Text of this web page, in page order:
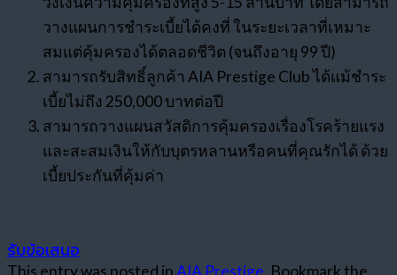
วางแผนการชำระเบี้ยได้คงที่ ในระยะเวลาที่เหมาะ
สมแต่คุ้มครองได้ตลอดชีวิต (จนถึงอายุ 99 ปี)
สามารถรับสิทธิ์ลูกค้า AIA Prestige Club ได้แม้ชำระ
เบี้ยไม่ถึง 250,000 บาทต่อปี
สามารถวางแผนสวัสดิการคุ้มครองเรื่องโรคร้ายแรง
และสะสมเงินให้กับบุตรหลานหรือคนที่คุณรักได้ ด้วย
เบี้ยประกันที่คุ้มค่า
รับข้อเสนอ